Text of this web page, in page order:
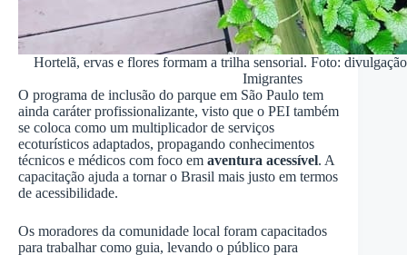
Hortelã, ervas e flores formam a trilha sensorial. Foto:
Imigrantes
O programa de inclusão do parque em São Paulo tem
ainda caráter profissionalizante, visto que o PEI também
se coloca como um multiplicador de serviços
ecoturísticos adaptados, propagando conhecimentos
técnicos e médicos com foco em aventura acessível. A
capacitação ajuda a tornar o Brasil mais justo em termos
de acessibilidade.
Os moradores da comunidade local foram capacitados
para trabalhar como guia, levando o público para